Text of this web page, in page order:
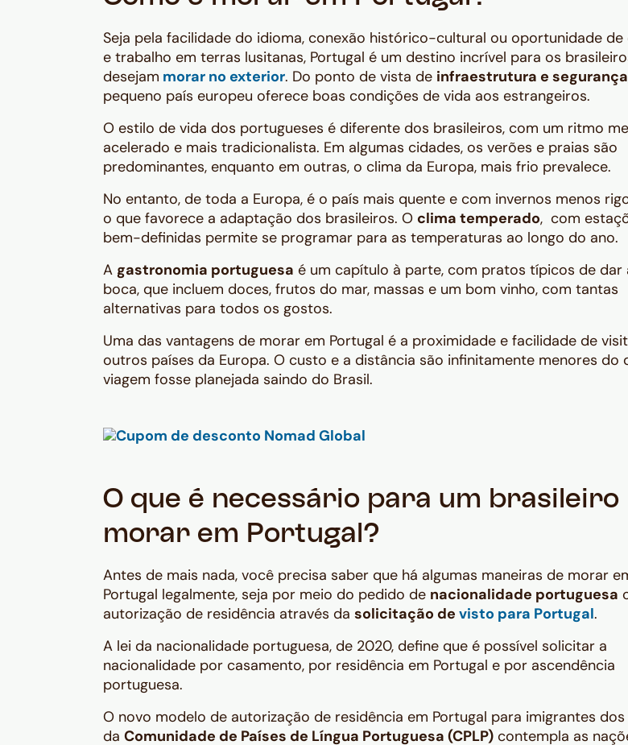
Seja pela facilidade do idioma, conexão histórico-cultural ou oportunidade de
e trabalho em terras lusitanas, Portugal é um destino incrível para os
desejam morar no exterior. Do ponto de vista de infraestrutura e segurança
pequeno país europeu oferece boas condições de vida aos estrangeiros.
O estilo de vida dos portugueses é diferente dos brasileiros, com um ritmo
acelerado e mais tradicionalista. Em algumas cidades, os verões e praias são
predominantes, enquanto em outras, o clima da Europa, mais frio prevalece.
No entanto, de toda a Europa, é o país mais quente e com invernos menos
o que favorece a adaptação dos brasileiros. O clima temperado, com
bem-definidas permite se programar para as temperaturas ao longo do ano.
A gastronomia portuguesa é um capítulo à parte, com pratos típicos de dar
boca, que incluem doces, frutos do mar, massas e um bom vinho, com tantas
alternativas para todos os gostos.
Uma das vantagens de morar em Portugal é a proximidade e facilidade de
outros países da Europa. O custo e a distância são infinitamente menores do
viagem fosse planejada saindo do Brasil.
O que é necessário para um brasileiro
morar em Portugal?
Antes de mais nada, você precisa saber que há algumas maneiras de morar
Portugal legalmente, seja por meio do pedido de nacionalidade portuguesa
autorização de residência através da solicitação de visto para Portugal.
A lei da nacionalidade portuguesa, de 2020, define que é possível solicitar a
nacionalidade por casamento, por residência em Portugal e por ascendência
portuguesa.
O novo modelo de autorização de residência em Portugal para imigrantes dos
da Comunidade de Países de Língua Portuguesa (CPLP) contempla as